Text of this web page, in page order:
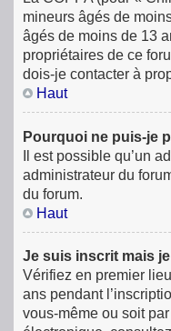
mineurs âgés de
âgés de moins de 13
propriétaires de ce
dois-je contacter à
Haut
Pourquoi ne puis-je
Il est possible qu’un
administrateur du
du forum.
Haut
Je suis inscrit mais
Vérifiez en premier
ans pendant
vous-même ou soit